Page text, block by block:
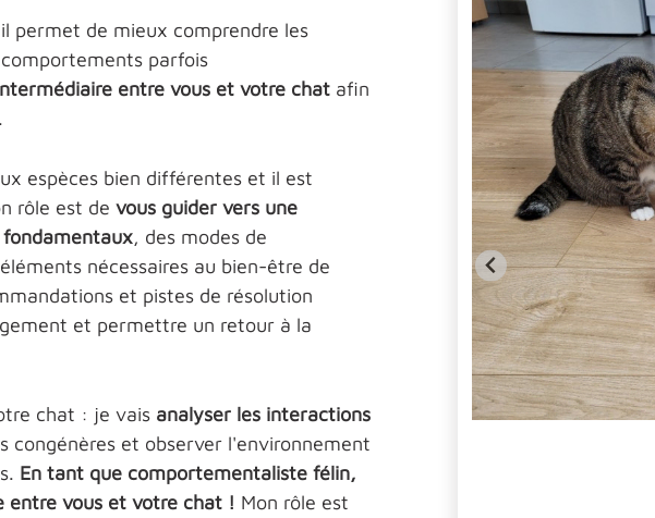
permet de mieux comprendre les
parfois
entre vous et votre chat afin
espèces bien différentes et il est
rôle est de vous guider vers une
fondamentaux, des modes de
nécessaires au bien-être de
et pistes de résolution
et permettre un retour à la
chat : je vais analyser les interactions
congénères et observer l'environnement
En tant que comportementaliste félin,
entre vous et votre chat ! Mon rôle est